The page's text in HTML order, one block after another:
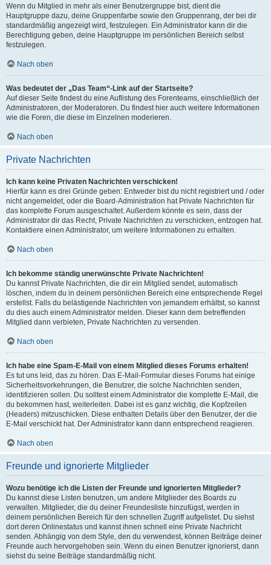
Wenn du Mitglied in mehr als einer Benutzergruppe bist, dient die
Hauptgruppe dazu, deine Gruppenfarbe sowie den Gruppenrang, der bei dir
standardmäßig angezeigt wird, festzulegen. Ein Administrator kann dir die
Berechtigung geben, deine Hauptgruppe im persönlichen Bereich selbst
festzulegen.
Nach oben
Was bedeutet der „Das Team“-Link auf der Startseite?
Auf dieser Seite findest du eine Auflistung des Forenteams, einschließlich der
Administratoren, der Moderatoren. Du findest hier auch weitere Informationen
wie die Foren, die diese im Einzelnen moderieren.
Nach oben
Private Nachrichten
Ich kann keine Privaten Nachrichten verschicken!
Hierfür kann es drei Gründe geben: Entweder bist du nicht registriert und / oder
nicht angemeldet, oder die Board-Administration hat Private Nachrichten für
das komplette Forum ausgeschaltet. Außerdem könnte es sein, dass der
Administrator dir das Recht, Private Nachrichten zu verschicken, entzogen hat.
Kontaktiere einen Administrator, um weitere Informationen zu erhalten.
Nach oben
Ich bekomme ständig unerwünschte Private Nachrichten!
Du kannst Private Nachrichten, die dir ein Mitglied sendet, automatisch
löschen, indem du in deinem persönlichen Bereich eine entsprechende Regel
erstellst. Falls du belästigende Nachrichten von jemandem erhältst, so kannst
du dies auch einem Administrator melden. Dieser kann dem betreffenden
Mitglied dann verbieten, Private Nachrichten zu versenden.
Nach oben
Ich habe eine Spam-E-Mail von einem Mitglied dieses Forums erhalten!
Es tut uns leid, das zu hören. Das E-Mail-Formular dieses Forums hat einige
Sicherheitsvorkehrungen, die Benutzer, die solche Nachrichten senden,
identifizieren sollen. Du solltest einem Administrator die komplette E-Mail, die
du bekommen hast, weiterleiten. Dabei ist es ganz wichtig, die Kopfzeilen
(Headers) mitzuschicken. Diese enthalten Details über den Benutzer, der die
E-Mail verschickt hat. Der Administrator kann dann entsprechend reagieren.
Nach oben
Freunde und ignorierte Mitglieder
Wozu benötige ich die Listen der Freunde und ignorierten Mitglieder?
Du kannst diese Listen benutzen, um andere Mitglieder des Boards zu
verwalten. Mitglieder, die du deiner Freundesliste hinzufügst, werden in
deinem persönlichen Bereich für den schnellen Zugriff aufgelistet. Du siehst
dort deren Onlinestatus und kannst ihnen schnell eine Private Nachricht
senden. Abhängig von dem Style, den du verwendest, können Beiträge deiner
Freunde auch hervorgehoben sein. Wenn du einen Benutzer ignorierst, dann
siehst du seine Beiträge standardmäßig nicht.